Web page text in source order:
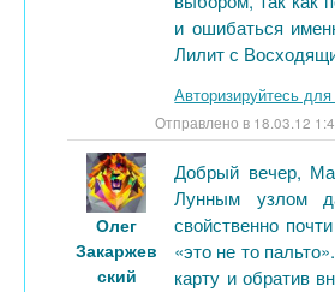
и ошибаться
Лилит с
Авторизируйтесь
Отправлено в 18.03.12
Олег
Закаржев
ский
Добрый вечер,
Лунным узлом
свойственно
«это не то
карту и обратив